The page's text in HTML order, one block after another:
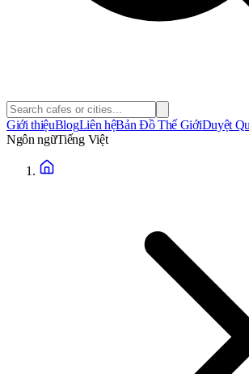
Giới thiệuBlogLiên hệBản Đồ Thế GiớiDuyệt
Ngôn ngữTiếng Việt